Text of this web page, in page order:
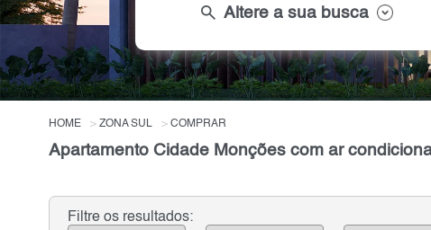
search Altere a sua busca
HOME ZONA SUL COMPRAR
Apartamento Cidade Monções com ar
Filtre os resultados: